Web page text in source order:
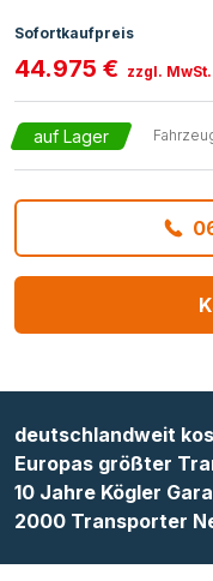
Sofortkaufpreis
44.975 € zzgl. MwSt.
auf Lager
deutschlandweit
Europas größter
10 Jahre Kögler
2000 Transporter